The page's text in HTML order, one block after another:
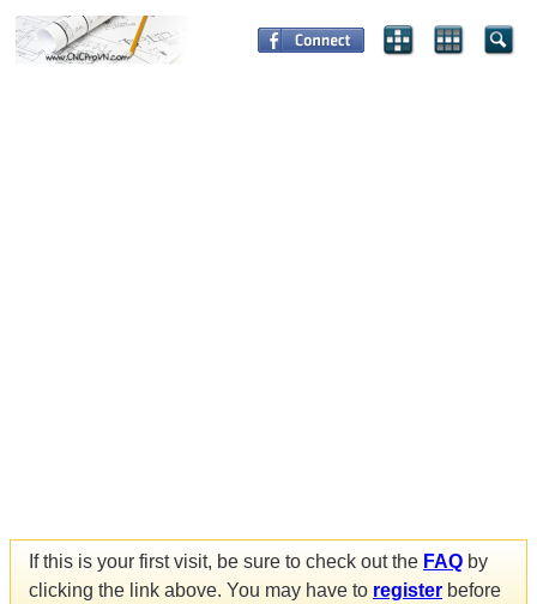
If this is your first visit, be sure to check out the FAQ by
clicking the link above. You may have to register before